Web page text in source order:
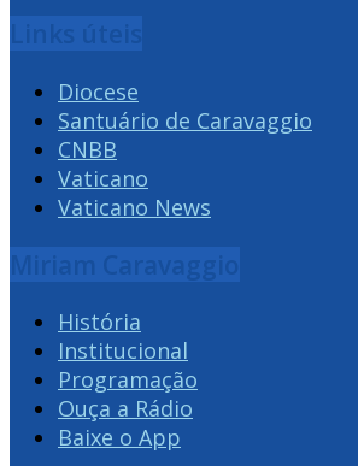
Diocese
Santuário de Caravaggio
CNBB
Vaticano
Vaticano News
História
Institucional
Programação
Ouça a Rádio
Baixe o App